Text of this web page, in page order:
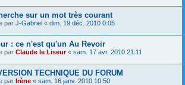
sur un mot très courant
par J-Gabriel « dim. 19 déc. 2010 0:05
: ce n'est qu'un Au Revoir
par Claude le Liseur« sam. 17 avr. 2010 21:11
TECHNIQUE DU FORUM
par Irène « sam. 16 janv. 2010 10:50